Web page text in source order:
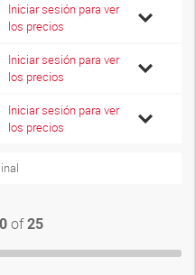
Iniciar sesión para ver
los precios
Iniciar sesión para ver
los precios
Iniciar sesión para ver
los precios
of25